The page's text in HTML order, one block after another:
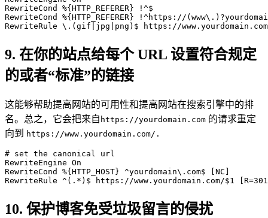
RewriteCond %{HTTP_REFERER} !^$
RewriteCond %{HTTP_REFERER} !^https://
RewriteRule \.(gif|jpg|png)$ https://
9. 在你的站点给每个 URL 设置符合规定
的或者“标准”的链接
这能够帮助提高网站的可用性和提高网站在搜索引擎中的排
名。总之，它会把来自 https://yourdomain.com 的请求重定
向到
https://www.yourdomain.com/.
# set the canonical url
RewriteEngine On
RewriteCond %{HTTP_HOST} ^yourdomain\.com$ [NC]
RewriteRule ^(.*)$ https://www.yourdomain.com/$1
10. 保护博客免受垃圾留言的侵扰